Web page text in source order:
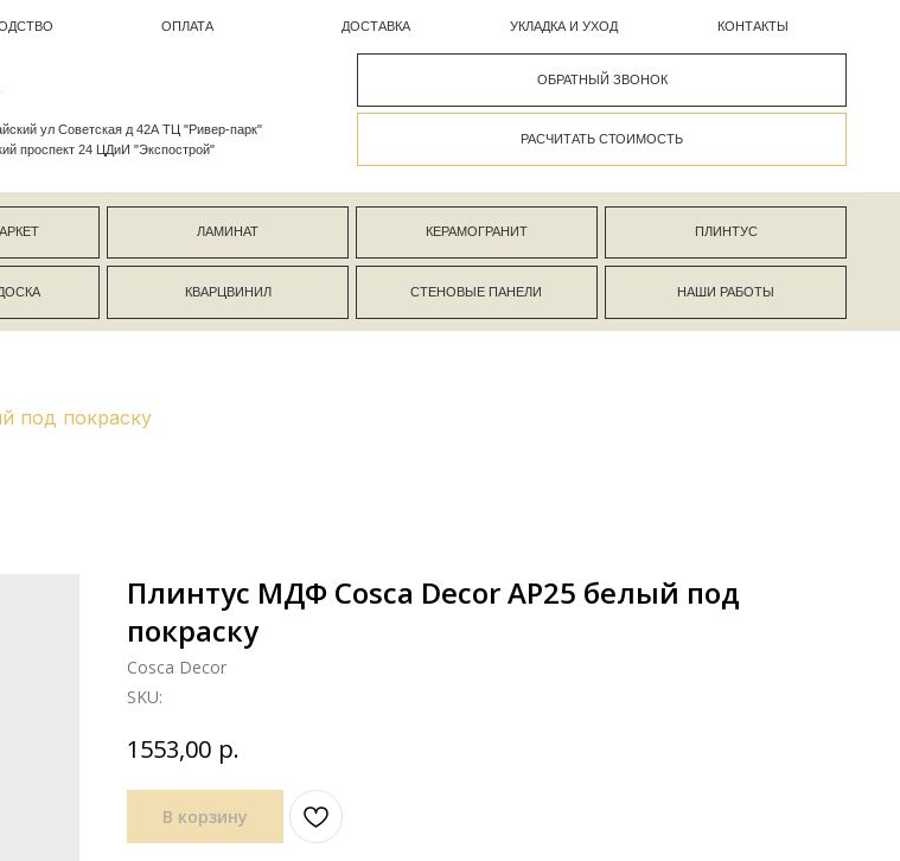
КОНТАКТЫ
УКЛАДКА И УХОД
ЦДиИ "Экспострой"
КВАРЦВИНИЛ
КЕРАМОГРАНИТ
СТЕНОВЫЕ ПАНЕЛИ
ЛАМИНАТ
НАШИ РАБОТЫ
ПЛИНТУС
под покраску
Плинтус МДФ Cosca Decor AP25 белый под
покраску
Cosca Decor
SKU:
1553,00 р.
В корзину